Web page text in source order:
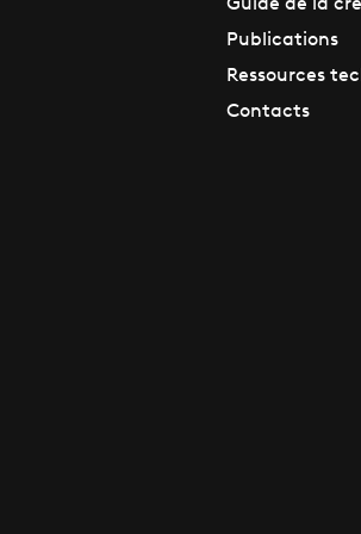
Guide de la
Publications
Ressources
Contacts